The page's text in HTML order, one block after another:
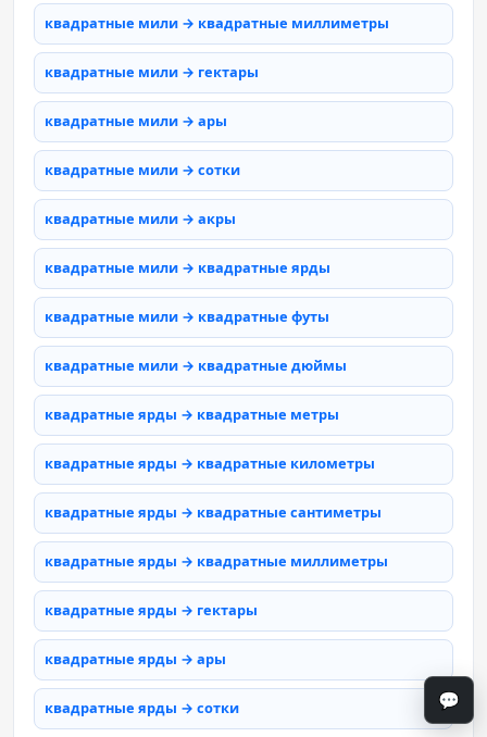
квадратные мили → квадратные миллиметры
квадратные мили → гектары
квадратные мили → ары
квадратные мили → сотки
квадратные мили → акры
квадратные мили → квадратные ярды
квадратные мили → квадратные футы
квадратные мили → квадратные дюймы
квадратные ярды → квадратные метры
квадратные ярды → квадратные километры
квадратные ярды → квадратные сантиметры
квадратные ярды → квадратные миллиметры
квадратные ярды → гектары
квадратные ярды → ары
квадратные ярды → сотки 💬